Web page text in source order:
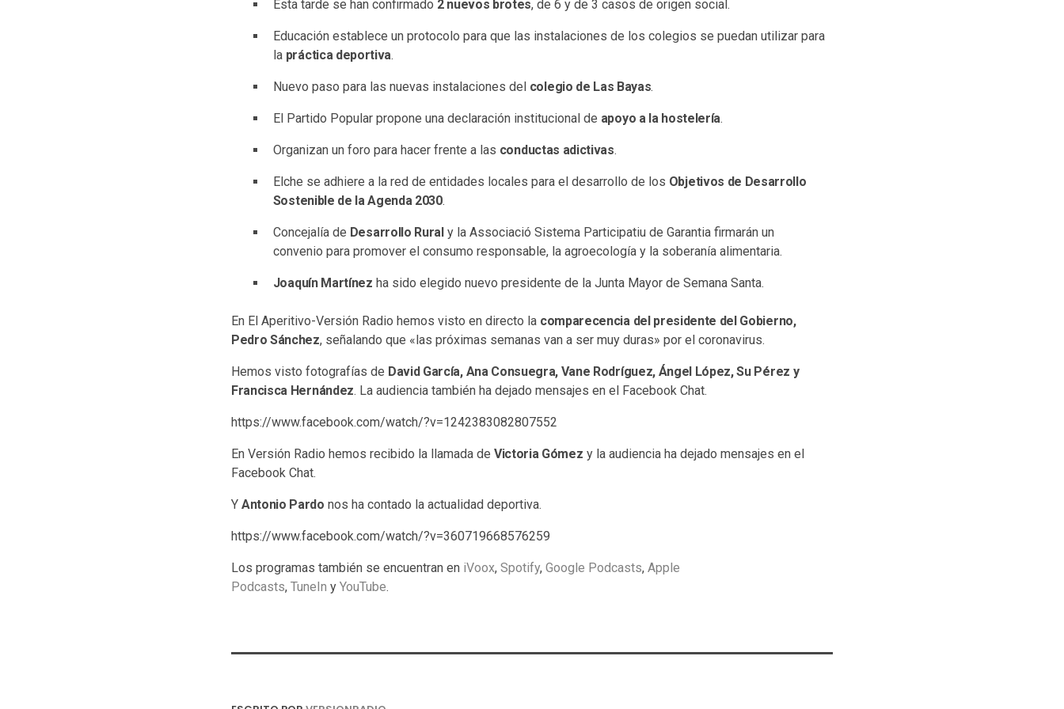
Esta tarde se han confirmado 2 nuevos brotes, de 6 y de 3 casos de origen social.
Educación establece un protocolo para que las instalaciones de los colegios se puedan utilizar para
la práctica deportiva.
Nuevo paso para las nuevas instalaciones del colegio de Las Bayas.
El Partido Popular propone una declaración institucional de apoyo a la hostelería.
Organizan un foro para hacer frente a las conductas adictivas.
Elche se adhiere a la red de entidades locales para el desarrollo de los Objetivos de Desarrollo
Sostenible de la Agenda 2030.
Concejalía de Desarrollo Ruraly la Associació Sistema Participatiu de Garantia firmarán un
convenio para promover el consumo responsable, la agroecología y la soberanía alimentaria.
Joaquín Martínez ha sido elegido nuevo presidente de la Junta Mayor de Semana Santa.
En El Aperitivo-Versión Radio hemos visto en directo la comparecencia del presidente del Gobierno,
Pedro Sánchez, señalando que «las próximas semanas van a ser muy duras» por el coronavirus.
Hemos visto fotografías de David García, Ana Consuegra, Vane Rodríguez, Ángel López, Su Pérez y
Francisca Hernández. La audiencia también ha dejado mensajes en el Facebook Chat.
https://www.facebook.com/watch/?v=1242383082807552
En Versión Radio hemos recibido la llamada de Victoria Gómez y la audiencia ha dejado mensajes en el
Facebook Chat.
Y Antonio Pardo nos ha contado la actualidad deportiva.
https://www.facebook.com/watch/?v=360719668576259
Los programas también se encuentran en iVoox, Spotify, Google Podcasts, Apple
Podcasts, TuneIn y YouTube.